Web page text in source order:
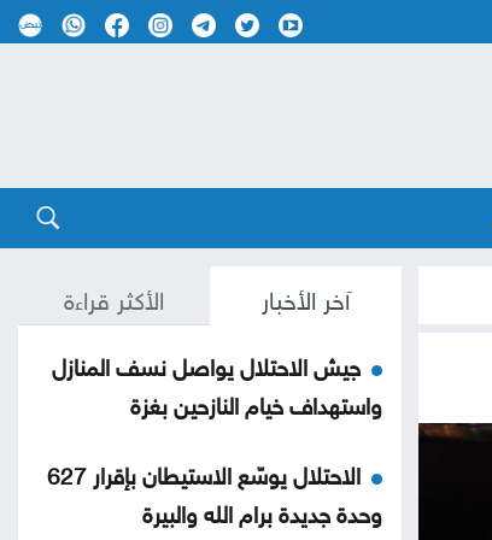
آخر الأخبار الأكثر قراءة
جيش الاحتلال يواصل نسف المنازل
واستهداف خيام النازحين بغزة
الاحتلال يوسّع الاستيطان بإقرار 627
وحدة جديدة برام الله والبيرة